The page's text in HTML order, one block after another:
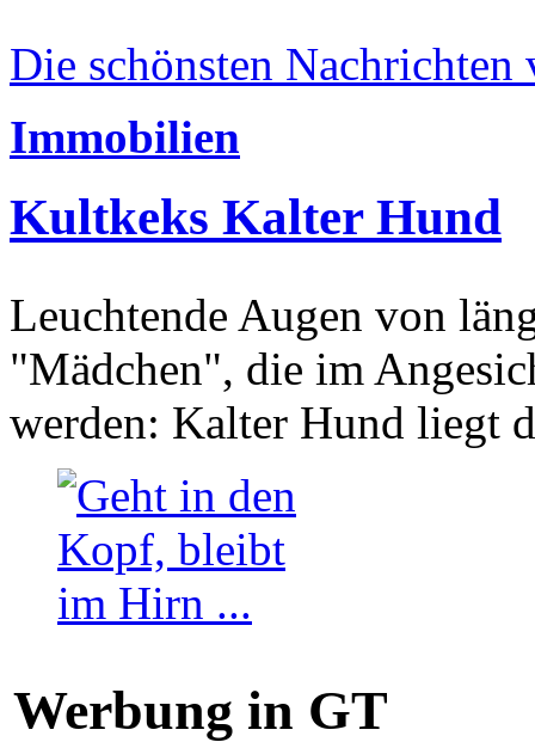
Die schönsten Nachrichten
Immobilien
Kultkeks Kalter Hund
Leuchtende Augen von
"Mädchen", die im
werden: Kalter Hund liegt
Werbung in GT